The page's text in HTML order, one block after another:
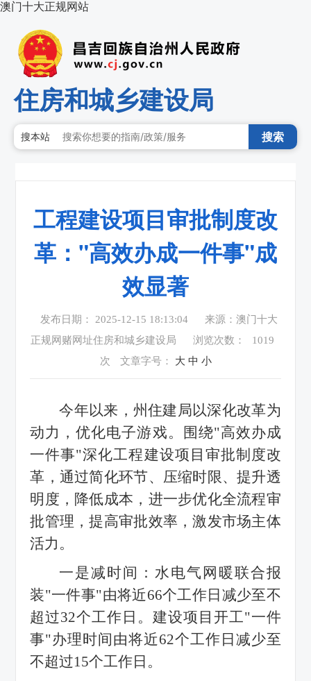
澳门十大正规网站
住房和城乡建设局
搜本站 搜索
工程建设项目审批制度改
革："高效办成一件事"成
效显著
发布日期： 2025-12-15 18:13:04
来源：澳门十大
正规网赌网址住房和城乡建设局
浏览次数：
1019
次
文章字号： 大 中 小
今年以来，州住建局以深化改革为
动力，优化电子游戏。围绕"高效办成
一件事"深化工程建设项目审批制度改
革，通过简化环节、压缩时限、提升透
明度，降低成本，进一步优化全流程审
批管理，提高审批效率，激发市场主体
活力。
一是减时间：水电气网暖联合报
装"一件事"由将近66个工作日减少至不
超过32个工作日。建设项目开工"一件
事"办理时间由将近62个工作日减少至
不超过15个工作日。